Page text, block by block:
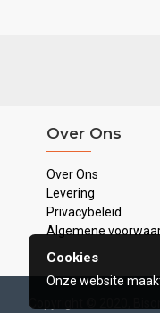
Over Ons
Over Ons
Levering
Privacybeleid
Algemene
Copyright © 2020,
Cookies
Onze website